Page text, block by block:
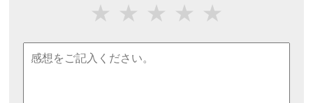
★
★
★
★
★